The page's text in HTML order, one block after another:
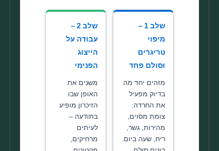
שלב 1 –
מיפוי
טריגרים
וסולם פחד
מזהים יחד מה
בדיוק מפעיל
את החרדה:
צומת מסוים,
מהירות, גשר,
ריח, שעה ביום.
שלב 2 –
עבודה על
הייצוג
הפנימי
משנים את
האופן שבו
הזיכרון מופיע
בתודעה –
לעיתים
מרחיקים,